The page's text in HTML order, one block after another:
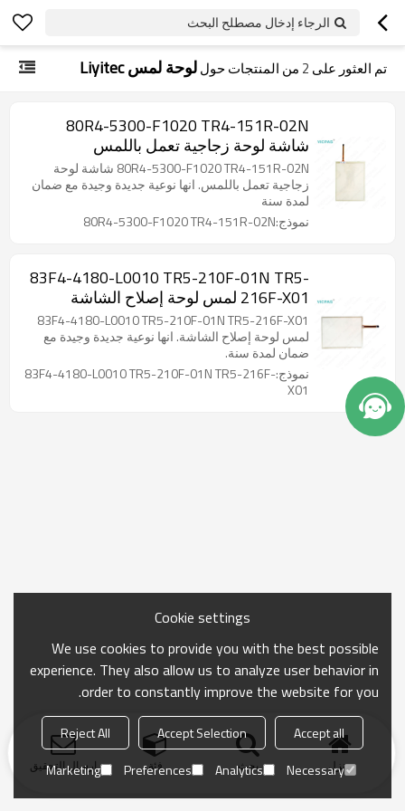
الرجاء إدخال مصطلح البحث
تم العثور على 2 من المنتجات حوللوحة لمس Liyitec
80R4-5300-F1020 TR4-151R-02N
شاشة لوحة زجاجية تعمل باللمس
80R4-5300-F1020 TR4-151R-02N شاشة لوحة
زجاجية تعمل باللمس. انها نوعية جديدة وجيدة مع ضمان
لمدة سنة
نموذج:80R4-5300-F1020 TR4-151R-02N
83F4-4180-L0010 TR5-210F-01N TR5-
216F-X01 لمس لوحة إصلاح الشاشة
83F4-4180-L0010 TR5-210F-01N TR5-216F-X01
لمس لوحة إصلاح الشاشة. انها نوعية جديدة وجيدة مع
ضمان لمدة سنة.
نموذج:83F4-4180-L0010 TR5-210F-01N TR5-216F-
X01
منزل بحث فئة ارسال التحقيق
Cookie settings
We use cookies to provide you with the best possible
experience. They also allow us to analyze user behavior in
order to constantly improve the website for you.
Accept all
Accept Selection
Reject All
Necessary
Analytics
Preferences
Marketing